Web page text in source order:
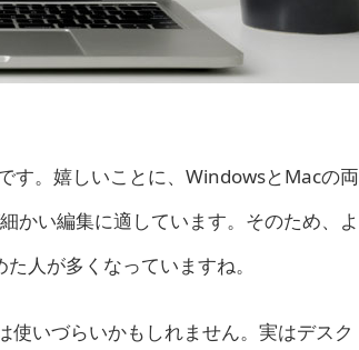
す。嬉しいことに、WindowsとMacの
かい編集に適しています。そのため、
人が多くなっていますね。
いづらいかもしれません。実はデス